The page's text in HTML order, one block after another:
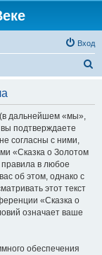
Вход
дальнейшем «мы»,
подтверждаете
согласны с ними,
«Сказка о Золотом
в любое
об этом, однако с
этот текст
«Сказка о
означает ваше
обеспечения